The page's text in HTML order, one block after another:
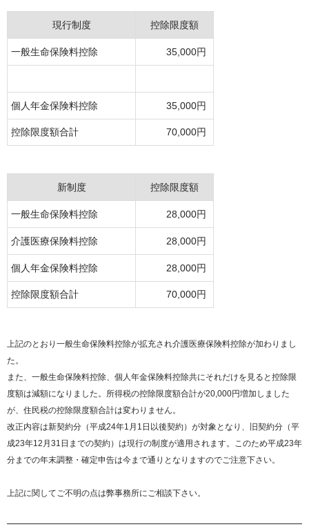
現行制度 控除限度額
一般生命保険料控除 35,000円
個人年金保険料控除 35,000円
控除限度額合計 70,000円
新制度 控除限度額
一般生命保険料控除 28,000円
介護医療保険料控除 28,000円
個人年金保険料控除 28,000円
控除限度額合計 70,000円
上記のとおり一般生命保険料控除が拡充され介護医療保険料控除が加わりまし
た。
また、一般生命保険料控除、個人年金保険料控除共にそれだけを見ると控除限
度額は減額になりました。所得税の控除限度額合計が20,000円増加しました
が、住民税の控除限度額合計は変わりません。
改正内容は新契約分（平成24年1月1日以後契約）が対象となり、旧契約分（平
成23年12月31日までの契約）は現行の制度が適用されます。このため平成23年
分までの年末調整・確定申告は今まで通りとなりますのでご注意下さい。
上記に関してご不明の点は弊事務所にご相談下さい。